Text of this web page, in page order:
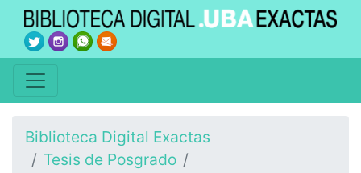
Biblioteca Digital Exactas
Tesis de Posgrado